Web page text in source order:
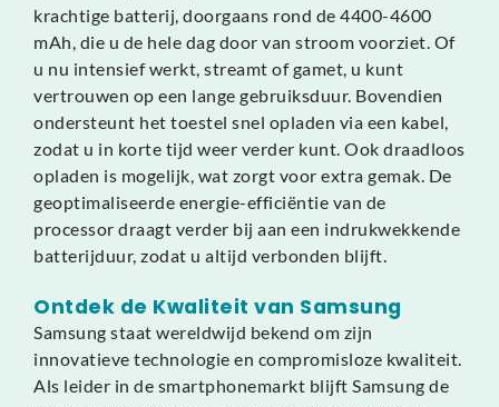
krachtige batterij, doorgaans rond de 4400-4600
mAh, die u de hele dag door van stroom voorziet. Of
u nu intensief werkt, streamt of gamet, u kunt
vertrouwen op een lange gebruiksduur. Bovendien
ondersteunt het toestel snel opladen via een kabel,
zodat u in korte tijd weer verder kunt. Ook draadloos
opladen is mogelijk, wat zorgt voor extra gemak. De
geoptimaliseerde energie-efficiëntie van de
processor draagt verder bij aan een indrukwekkende
batterijduur, zodat u altijd verbonden blijft.
Ontdek de Kwaliteit van Samsung
Samsung staat wereldwijd bekend om zijn
innovatieve technologie en compromisloze kwaliteit.
Als leider in de smartphonemarkt blijft Samsung de